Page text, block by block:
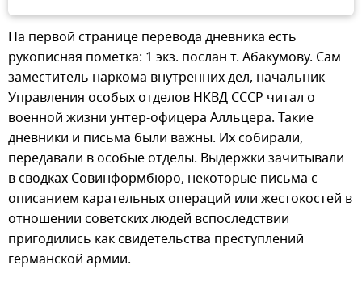
На первой странице перевода дневника есть
рукописная пометка: 1 экз. послан т. Абакумову. Сам
заместитель наркома внутренних дел, начальник
Управления особых отделов НКВД СССР читал о
военной жизни унтер-офицера Алльцера. Такие
дневники и письма были важны. Их собирали,
передавали в особые отделы. Выдержки зачитывали
в сводках Совинформбюро, некоторые письма с
описанием карательных операций или жестокостей в
отношении советских людей вспоследствии
пригодились как свидетельства преступлений
германской армии.